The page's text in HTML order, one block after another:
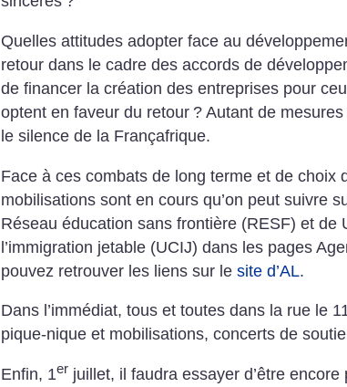
Quelles attitudes adopter face au
retour dans le cadre des accords de
de financer la création des entreprises pour
optent en faveur du retour ? Autant de
le silence de la Françafrique.
Face à ces combats de long terme et de choix
mobilisations sont en cours qu’on peut suivre
Réseau éducation sans frontière (RESF) et de
l’immigration jetable (UCIJ) dans les pages
pouvez retrouver les liens sur le site d’AL.
Dans l’immédiat, tous et toutes dans la rue le
pique-nique et mobilisations, concerts de
Enfin, 1er juillet, il faudra essayer d’être encore